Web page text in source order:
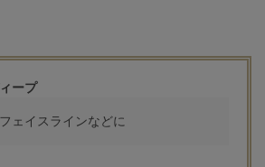
ープ
ェイスラインなどに